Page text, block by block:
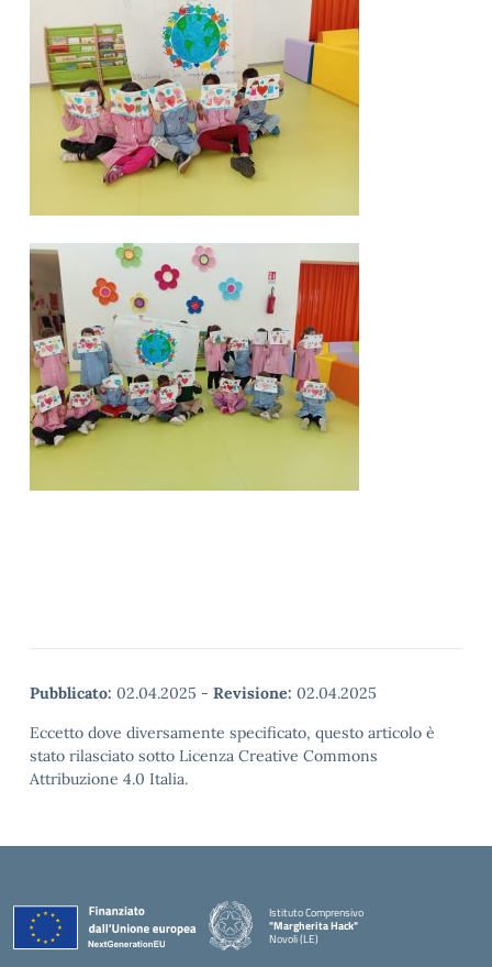
Pubblicato: 02.04.2025 - Revisione: 02.04.2025
Eccetto dove diversamente specificato, questo articolo è
stato rilasciato sotto Licenza Creative Commons
Attribuzione 4.0 Italia.
Istituto Comprensivo
"Margherita Hack"
Novoli (LE)